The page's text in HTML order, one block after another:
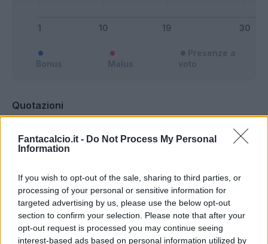
Fantacalcio.it - Do Not Process My Personal
Information
If you wish to opt-out of the sale, sharing to third parties, or
processing of your personal or sensitive information for
targeted advertising by us, please use the below opt-out
section to confirm your selection. Please note that after your
opt-out request is processed you may continue seeing
interest-based ads based on personal information utilized by
Bonus Malus
Presenze a
voto
Quotazioni